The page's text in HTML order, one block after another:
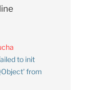
to init
from